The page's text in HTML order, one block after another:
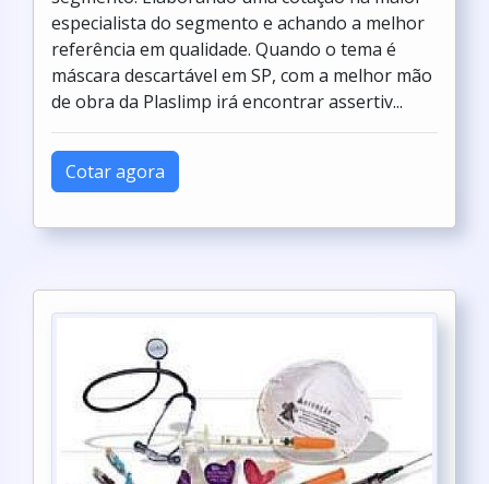
especialista do segmento e achando a melhor
referência em qualidade. Quando o tema é
máscara descartável em SP, com a melhor mão
de obra da Plaslimp irá encontrar assertiv...
Cotar agora